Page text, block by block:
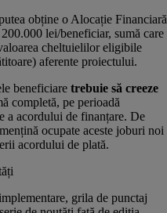
obține o Alocație Financiară
lei/beneficiar, sumă care
cheltuielilor eligibile
aferente proiectului.
beneficiare trebuie să creeze
completă, pe perioadă
a acordului de finanțare. De
ocupate aceste joburi noi
acordului de plată.
grila de punctaj